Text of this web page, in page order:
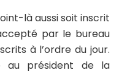
là aussi soit inscrit
par le bureau
à l’ordre du jour.
au président de la